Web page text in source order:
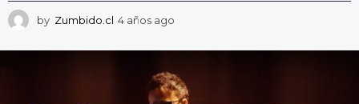
by Zumbido.cl 4 años ago
ñ
s
a